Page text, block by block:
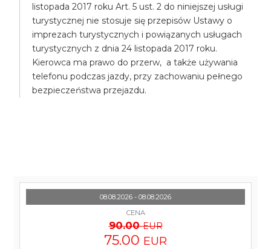
listopada 2017 roku Art. 5 ust. 2 do niniejszej usługi
turystycznej nie stosuje się przepisów Ustawy o
imprezach turystycznych i powiązanych usługach
turystycznych z dnia 24 listopada 2017 roku.
Kierowca ma prawo do przerw, a także używania
telefonu podczas jazdy, przy zachowaniu pełnego
bezpieczeństwa przejazdu.
08.08.2026 - 08.08.2026
CENA
90.00 EUR
75.00 EUR